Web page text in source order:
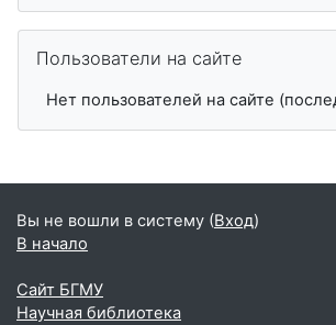
Пользователи на сайте
Нет пользователей на сайте
Вы не вошли в систему (Вход)
В начало
Сайт БГМУ
Научная библиотека